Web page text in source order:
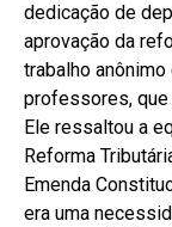
dedicação de
aprovação da
trabalho
professores, que
Ele ressaltou a
Reforma
Emenda
era uma